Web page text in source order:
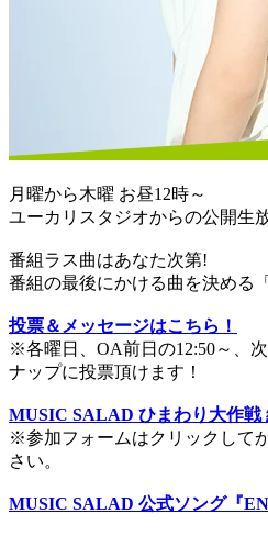
月曜から木曜 お昼12時～
ユーカリスタジオからの公開生
番組ラス曲はあなた次第!
番組の最後にかける曲を決める
投票＆メッセージはこちら！
※各曜日、OA前日の12:50～、
ナップに投票頂けます！
MUSIC SALAD ひまわり大作戦
※参加フォームはクリックして
さい。
MUSIC SALAD 公式ソング『